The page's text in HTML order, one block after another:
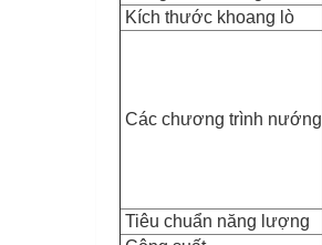
Kích thước khoang lò
Các chương trình nướng
Tiêu chuẩn năng lượng